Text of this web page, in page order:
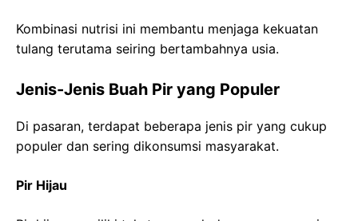
Kombinasi nutrisi ini membantu menjaga kekuatan
tulang terutama seiring bertambahnya usia.
Jenis-Jenis Buah Pir yang Populer
Di pasaran, terdapat beberapa jenis pir yang cukup
populer dan sering dikonsumsi masyarakat.
Pir Hijau